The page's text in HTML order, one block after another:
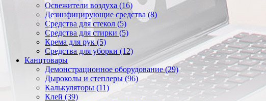
Освежители воздуха (16)
Дезинфицирующие средства (8)
Средства для стекол (5)
Средства для стирки (5)
Крема для рук (5)
Средства для уборки (12)
Канцтовары
Демонстрационное оборудование (29)
Дыроколы и степлеры (96)
Калькуляторы (11)
Клей (39)